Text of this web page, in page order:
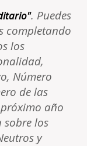
. Puedes
completando
los
Número
de las
año
sobre los
y